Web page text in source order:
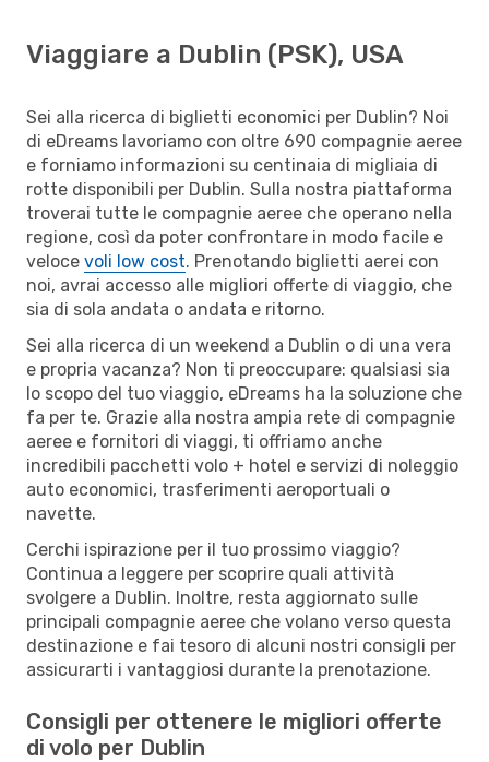
Viaggiare a Dublin (PSK), USA
Sei alla ricerca di biglietti economici per Dublin? Noi
di eDreams lavoriamo con oltre 690 compagnie aeree
e forniamo informazioni su centinaia di migliaia di
rotte disponibili per Dublin. Sulla nostra piattaforma
troverai tutte le compagnie aeree che operano nella
regione, così da poter confrontare in modo facile e
veloce voli low cost. Prenotando biglietti aerei con
noi, avrai accesso alle migliori offerte di viaggio, che
sia di sola andata o andata e ritorno.
Sei alla ricerca di un weekend a Dublin o di una vera
e propria vacanza? Non ti preoccupare: qualsiasi sia
lo scopo del tuo viaggio, eDreams ha la soluzione che
fa per te. Grazie alla nostra ampia rete di compagnie
aeree e fornitori di viaggi, ti offriamo anche
incredibili pacchetti volo + hotel e servizi di noleggio
auto economici, trasferimenti aeroportuali o
navette.
Cerchi ispirazione per il tuo prossimo viaggio?
Continua a leggere per scoprire quali attività
svolgere a Dublin. Inoltre, resta aggiornato sulle
principali compagnie aeree che volano verso questa
destinazione e fai tesoro di alcuni nostri consigli per
assicurarti i vantaggiosi durante la prenotazione.
Consigli per ottenere le migliori offerte
di volo per Dublin